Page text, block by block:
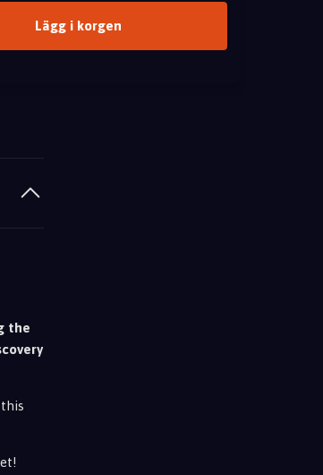
Lägg i korgen
the